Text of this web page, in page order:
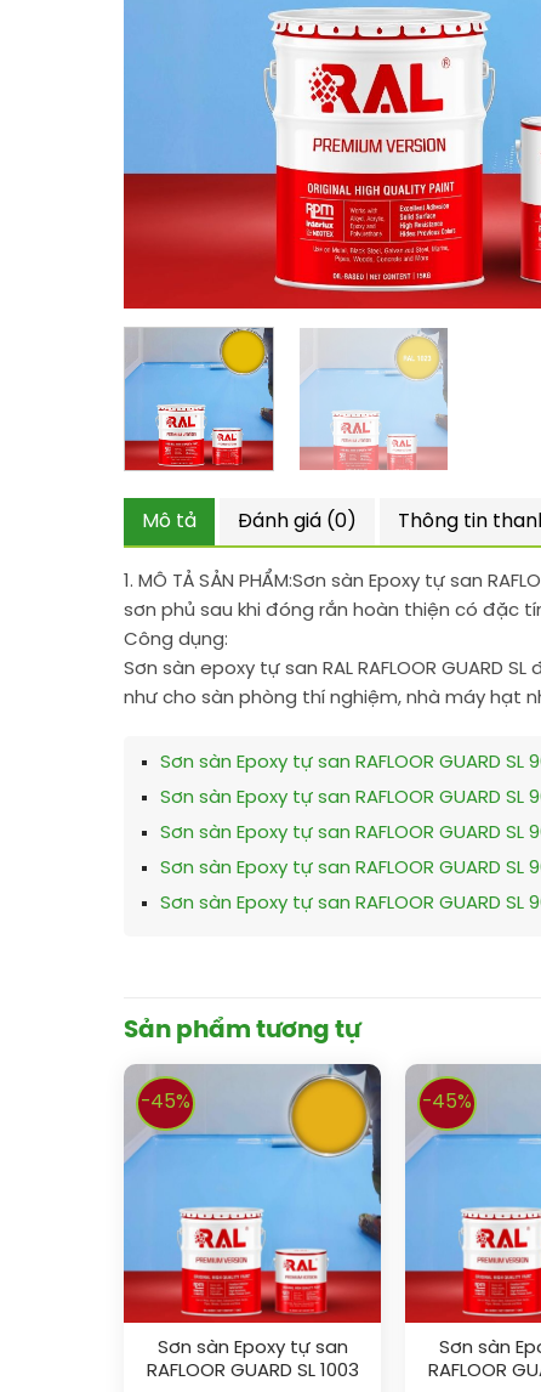
Mô tả Đánh giá (0) Thông tin
1. MÔ TẢ SẢN PHẨM:Sơn sàn Epoxy tự san
sơn phủ sau khi đóng rắn hoàn thiện có đặc
Công dụng:
Sơn sàn epoxy tự san RAL RAFLOOR
như cho sàn phòng thí nghiệm, nhà máy hạt
Sơn sàn Epoxy tự san RAFLOOR GUARD SL
Sơn sàn Epoxy tự san RAFLOOR GUARD SL
Sơn sàn Epoxy tự san RAFLOOR GUARD SL
Sơn sàn Epoxy tự san RAFLOOR GUARD SL
Sơn sàn Epoxy tự san RAFLOOR GUARD SL
Sản phẩm tương tự
-45%
Sơn sàn Epoxy tự san
RAFLOOR GUARD SL 1003
-45%
Sơn sàn
RAFLOOR